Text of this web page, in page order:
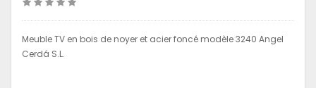
Meuble TV en bois de noyer et acier foncé modèle 3240 Angel
Cerdá S.L.